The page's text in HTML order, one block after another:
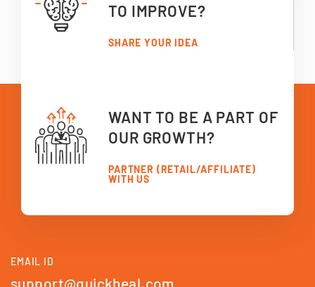
TO IMPROVE?
SHARE YOUR IDEA
WANT TO BE A PART OF
OUR GROWTH?
PARTNER (RETAIL/AFFILIATE)
WITH US
EMAIL ID
support@quickheal.com